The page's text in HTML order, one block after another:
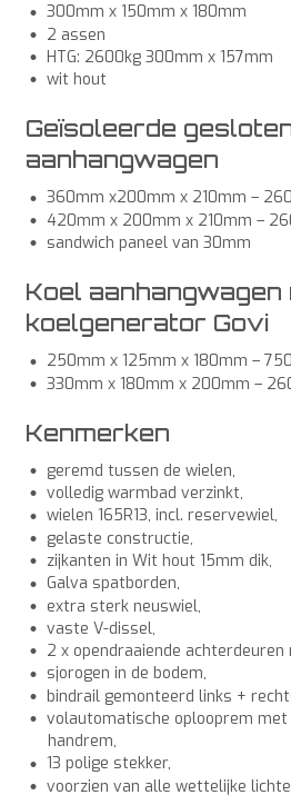
300mm x 150mm x 180mm
2 assen
HTG: 2600kg 300mm x 157mm
wit hout
Geïsoleerde
aanhangwagen
360mm x200mm x 210mm –
420mm x 200mm x 210mm –
sandwich paneel van 30mm
Koel aanhangwagen
koelgenerator Govi
250mm x 125mm x 180mm –
330mm x 180mm x 200mm –
Kenmerken
geremd tussen de wielen,
volledig warmbad verzinkt,
wielen 165R13, incl. reservewiel,
gelaste constructie,
zijkanten in Wit hout 15mm dik,
Galva spatborden,
extra sterk neuswiel,
vaste V-dissel,
2 x opendraaiende
sjorogen in de bodem,
bindrail gemonteerd links +
volautomatische oplooprem met
handrem,
13 polige stekker,
voorzien van alle wettelijke